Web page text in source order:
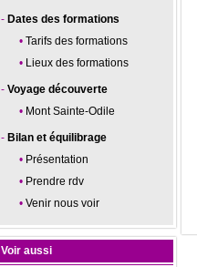
Dates des formations
Tarifs des formations
Lieux des formations
Voyage découverte
Mont Sainte-Odile
Bilan et équilibrage
Présentation
Prendre rdv
Venir nous voir
Voir aussi